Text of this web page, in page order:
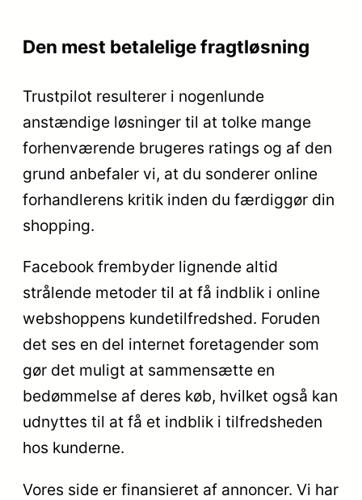
Den mest betalelige fragtløsning
Trustpilot resulterer i nogenlunde
anstændige løsninger til at tolke mange
forhenværende brugeres ratings og af den
grund anbefaler vi, at du sonderer online
forhandlerens kritik inden du færdiggør din
shopping.
Facebook frembyder lignende altid
strålende metoder til at få indblik i online
webshoppens kundetilfredshed. Foruden
det ses en del internet foretagender som
gør det muligt at sammensætte en
bedømmelse af deres køb, hvilket også kan
udnyttes til at få et indblik i tilfredsheden
hos kunderne.
Vores side er finansieret af annoncer. Vi har